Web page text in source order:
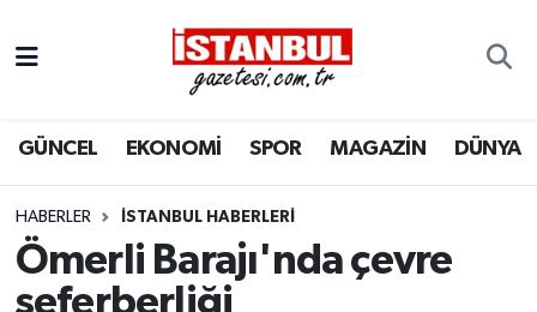
GÜNCEL EKONOMİ SPOR MAGAZİN DÜNYA
HABERLER İSTANBUL HABERLERI
Ömerli Barajı'nda çevre
seferberliği
EKONOMİ
İSTANBUL
DÜNYA
Nöbetçi Eczaneler
Hava Durumu
Trafik Durumu
Süper Lig Puan Durumu ve Fikstür